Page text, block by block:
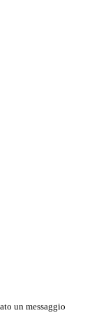
un messaggio